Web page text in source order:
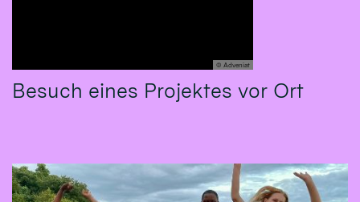
© Adveniat
Besuch eines Projektes vor Ort